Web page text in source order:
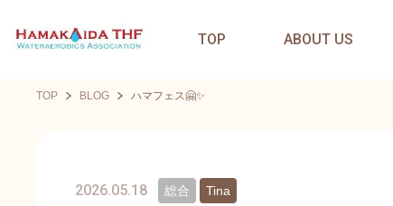
TOP ABOUT US
TOP BLOG ハマフェス🤗✨
2026.05.18 総合 Tina